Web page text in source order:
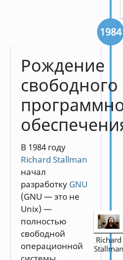
1984
Рождение
свободного
В 1984 году
Richard Stallman
начал
разработку GNU
(GNU — это не
Unix) —
полностью
свободной
операционной
Richard
Stallman